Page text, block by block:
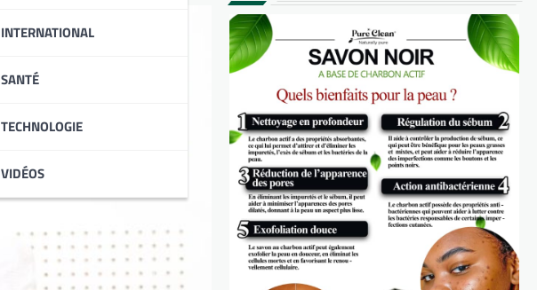
INTERNATIONAL
SANTÉ
TECHNOLOGIE
VIDÉOS